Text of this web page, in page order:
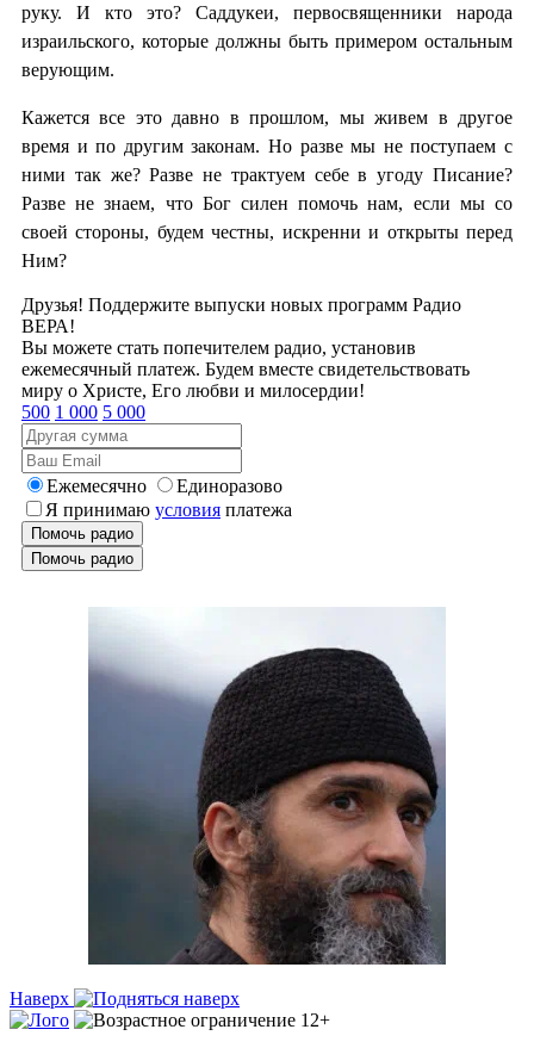
руку. И кто это? Саддукеи, первосвященники народа
израильского, которые должны быть примером остальным
верующим.
Кажется все это давно в прошлом, мы живем в другое
время и по другим законам. Но разве мы не поступаем с
ними так же? Разве не трактуем себе в угоду Писание?
Разве не знаем, что Бог силен помочь нам, если мы со
своей стороны, будем честны, искренни и открыты перед
Ним?
Друзья! Поддержите выпуски новых программ Радио
ВЕРА!
Вы можете стать попечителем радио, установив
ежемесячный платеж. Будем вместе свидетельствовать
миру о Христе, Его любви и милосердии!
500 1 000 5 000
Ежемесячно
Единоразово
Я принимаю условия платежа
Помочь радио
Помочь радио
Наверх